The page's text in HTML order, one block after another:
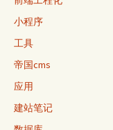
小程序
工具
帝国cms
应用
建站笔记